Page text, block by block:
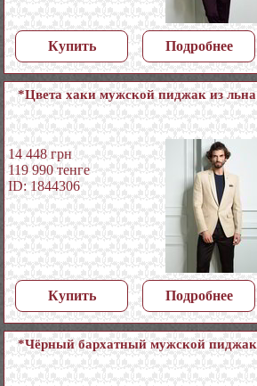
Купить Подробнее
*Цвета хаки мужской пиджак из льна
14 448 грн
119 990 тенге
ID: 1844306
Купить Подробнее
*Чёрный бархатный мужской пиджак